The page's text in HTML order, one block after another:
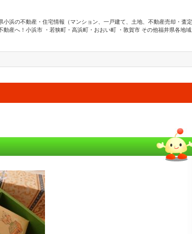
小浜の不動産・住宅情報（マンション、一戸建て、土地、不動産売却・査定
動産へ！小浜市 ・若狭町・高浜町・おおい町 ・敦賀市 その他福井県各地域